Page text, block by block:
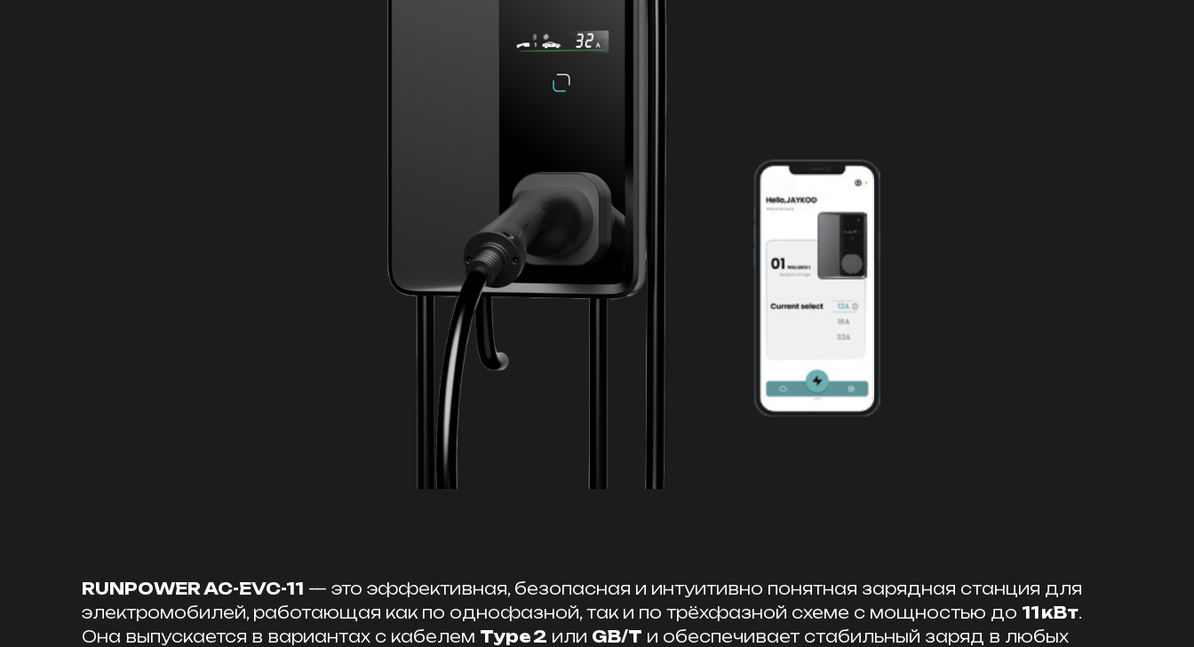
RUNPOWER AC-EVC-11 — это эффективная, безопасная и интуитивно понятная зарядная станция для
электромобилей, работающая как по однофазной, так и по трёхфазной схеме с мощностью до 11 кВт.
Она выпускается в вариантах с кабелем Type 2 или GB/T и обеспечивает стабильный заряд в любых